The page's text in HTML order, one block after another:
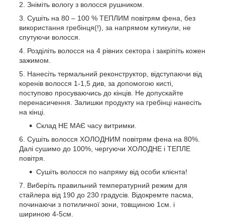
Зніміть вологу з волосся рушником.
Сушіть на 80 – 100 % ТЕПЛИМ повітрям фена, без
використання гребінця(!), за напрямом кутикули, не
спутуючи волосся.
Розділіть волосся на 4 рівних сектора і закріпіть кожен
зажимом.
Нанесіть термальний реконструктор, відступаючи від
коренів волосся 1-1,5 див, за допомогою кисті,
поступово просуваючись до кінців. Не допускайте
перенасичення. Залишки продукту на гребінці нанесіть
на кінці.
Склад НЕ МАЄ часу витримки.
Сушіть волосся ХОЛОДНИМ повітрям фена на 80%.
Далі сушимо до 100%, чергуючи ХОЛОДНЕ і ТЕПЛЕ
повітря.
Сушіть волосся по напряму від особи клієнта!
Виберіть правильний температурний режим для
стайлера від 190 до 230 градусів. Відокремте пасма,
починаючи з потиличної зони, товщиною 1см. і
шириною 4-5см.